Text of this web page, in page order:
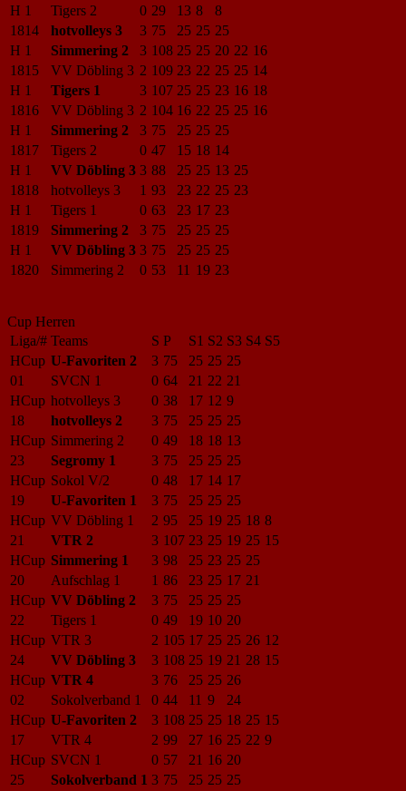
H 1
Tigers 2 0 29 13 8
8
1814
hotvolleys 3 3 75 25 25 25
H 1
Simmering 2 3 108 25 25 20 22 16
1815
VV Döbling 3 2 109 23 22 25 25 14
H 1
Tigers 1 3 107 25 25 23 16 18
1816
VV Döbling 3 2 104 16 22 25 25 16
H 1
Simmering 2 3 75 25 25 25
1817
Tigers 2 0 47 15 18 14
H 1
VV Döbling 3 3 88 25 25 13 25
1818
hotvolleys 3 1 93 23 22 25 23
H 1
Tigers 1 0 63 23 17 23
1819
Simmering 2 3 75 25 25 25
H 1
VV Döbling 3 3 75 25 25 25
1820
Simmering 2 0 53 11 19 23
Cup Herren
Liga/# Teams S P S1 S2 S3 S4 S5
HCup U-Favoriten 2 3 75 25 25 25
01
SVCN 1 0 64 21 22 21
HCup hotvolleys 3 0 38 17 12 9
18
hotvolleys 2 3 75 25 25 25
HCup Simmering 2 0 49 18 18 13
23
Segromy 1 3 75 25 25 25
HCup Sokol V/2 0 48 17 14 17
19
U-Favoriten 1 3 75 25 25 25
HCup VV Döbling 1 2 95 25 19 25 18 8
21
VTR 2 3 107 23 25 19 25 15
HCup Simmering 1 3 98 25 23 25 25
20
Aufschlag 1 1 86 23 25 17 21
HCup VV Döbling 2 3 75 25 25 25
22
Tigers 1 0 49 19 10 20
HCup VTR 3 2 105 17 25 25 26 12
24
VV Döbling 3 3 108 25 19 21 28 15
HCup VTR 4 3 76 25 25 26
02
Sokolverband 1 0 44 11 9
24
HCup U-Favoriten 2 3 108 25 25 18 25 15
17
VTR 4 2 99 27 16 25 22 9
HCup SVCN 1 0 57 21 16 20
25
Sokolverband 1 3 75 25 25 25